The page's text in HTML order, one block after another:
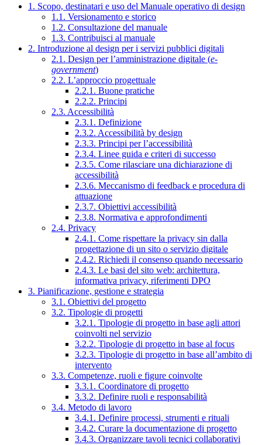
1. Scopo, destinatari e uso del Manuale operativo di design
1.1. Versionamento e storico
1.2. Consultazione del manuale
1.3. Contribuisci al manuale
2. Introduzione al design per i servizi pubblici digitali
2.1. Design per l’amministrazione digitale (e-
government)
2.2. L’approccio progettuale
2.2.1. Buone pratiche
2.2.2. Principi
2.3. Accessibilità
2.3.1. Definizione
2.3.2. Accessibilità by design
2.3.3. Principi per l’accessibilità
2.3.4. Linee guida e criteri di successo
2.3.5. Come rilasciare una dichiarazione di
accessibilità
2.3.6. Meccanismo di feedback e procedura di
attuazione
2.3.7. Obiettivi accessibilità
2.3.8. Normativa e approfondimenti
2.4. Privacy
2.4.1. Come rispettare la privacy sin dalla
progettazione di un sito o servizio digitale
2.4.2. Richiedi il consenso quando necessario
2.4.3. Le basi del sito web: architettura,
informativa privacy, riferimenti DPO
3. Pianificazione, gestione e strategia
3.1. Obiettivi del progetto
3.2. Tipologie di progetti
3.2.1. Tipologie di progetto in base agli attori
coinvolti nel servizio
3.2.2. Tipologie di progetto in base al focus
3.2.3. Tipologie di progetto in base all’ambito di
intervento
3.3. Competenze, ruoli e figure coinvolte
3.3.1. Coordinatore di progetto
3.3.2. Definire ruoli e responsabilità
3.4. Metodo di lavoro
3.4.1. Definire processi, strumenti e rituali
3.4.2. Curare la documentazione di progetto
3.4.3. Organizzare tavoli tecnici collaborativi